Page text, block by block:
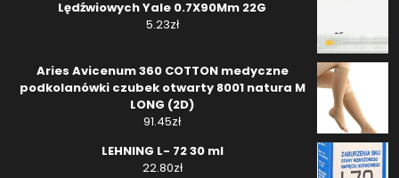
Lędźwiowych Yale 0.7X90Mm 22G
5.23zł
Aries Avicenum 360 COTTON medyczne
podkolanówki czubek otwarty 8001 natura M
LONG (2D)
91.45zł
LEHNING L- 72 30 ml
22.80zł